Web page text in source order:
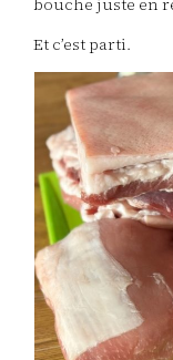
bouche juste en
Et c’est parti.